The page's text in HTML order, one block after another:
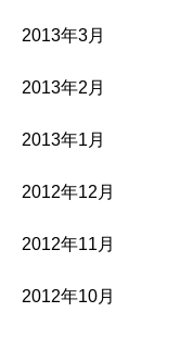
2013年3月
2013年2月
2013年1月
2012年12月
2012年11月
2012年10月